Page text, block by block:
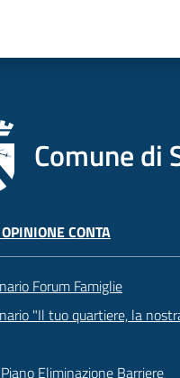
Comune di
CONTA
Forum Famiglie
"Il tuo quartiere, la
Eliminazione Barriere